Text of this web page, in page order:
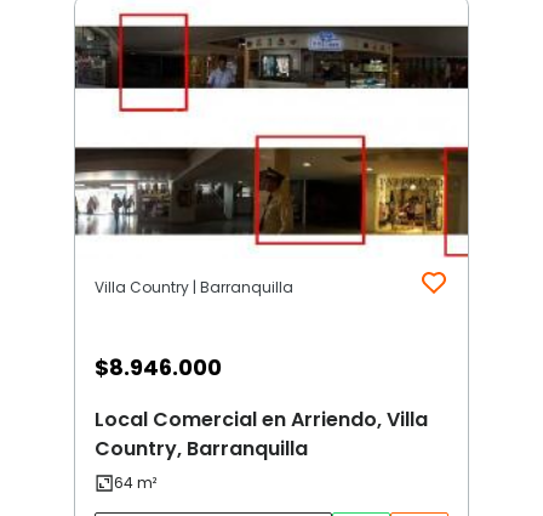
Villa Country | Barranquilla
$8.946.000
Local Comercial en Arriendo, Villa
Country, Barranquilla